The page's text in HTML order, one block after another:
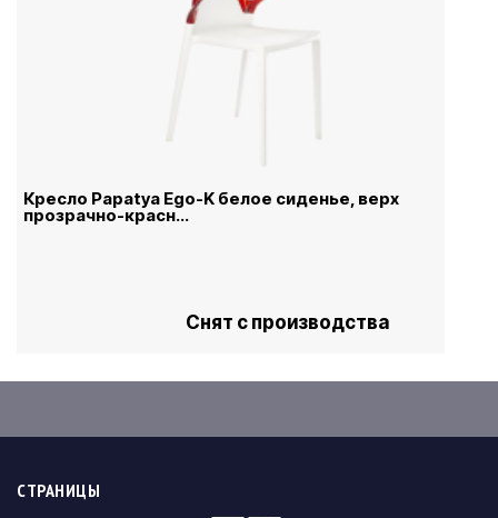
Кресло Papatya Ego-K белое сиденье, верх
прозрачно-красн...
Снят с производства
СТРАНИЦЫ